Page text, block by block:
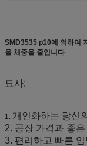
SMD3535 p10에 의하여
을 체중을 줄입니다
묘사:
1. 개인화하는 당신
2. 공장 가격과 좋은
3. 편리하고 빠른 임